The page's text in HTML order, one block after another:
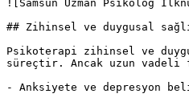
![Samsun Uzman Psikolog
## Zihinsel ve duygusal
Psikoterapi zihinsel ve
süreçtir. Ancak uzun vadeli
- Anksiyete ve depresyon